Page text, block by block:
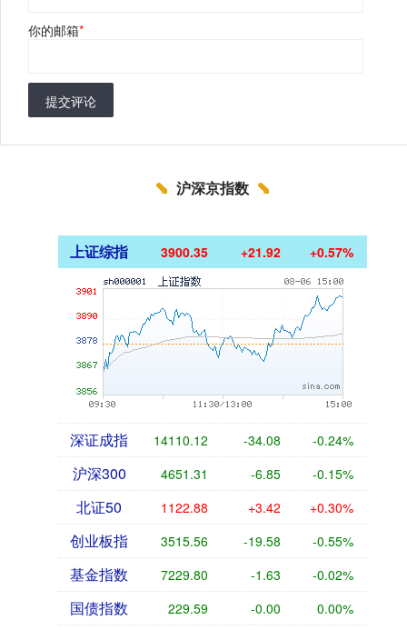
你的邮箱*
提交评论
沪深京指数
上证综指 3900.35 +21.92 +0.57%
深证成指 14110.12 -34.08 -0.24%
沪深300 4651.31 -6.85 -0.15%
北证50 1122.88 +3.42 +0.30%
创业板指 3515.56 -19.58 -0.55%
基金指数 7229.80 -1.63 -0.02%
国债指数 229.59 -0.00 0.00%